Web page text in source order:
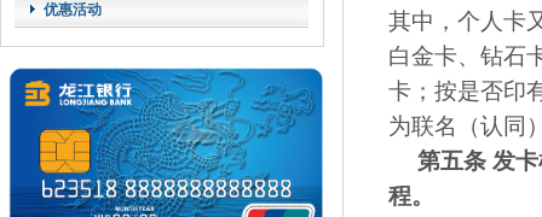
优惠活动
其中，个人卡
白金卡、钻石
卡；按是否印
为联名（认同
第五条 发
程。